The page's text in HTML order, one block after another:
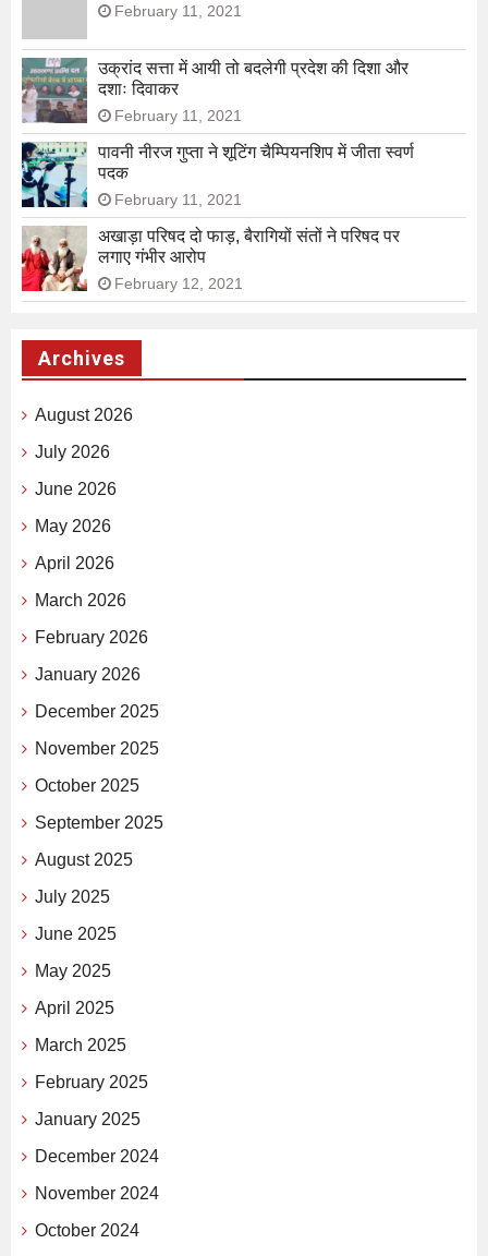
February 11, 2021
उक्रांद सत्ता में आयी तो बदलेगी प्रदेश की दिशा और
दशाः दिवाकर
February 11, 2021
पावनी नीरज गुप्ता ने शूटिंग चैम्पियनशिप में जीता स्वर्ण
पदक
February 11, 2021
अखाड़ा परिषद दो फाड़, बैरागियों संतों ने परिषद पर
लगाए गंभीर आरोप
February 12, 2021
Archives
August 2026
July 2026
June 2026
May 2026
April 2026
March 2026
February 2026
January 2026
December 2025
November 2025
October 2025
September 2025
August 2025
July 2025
June 2025
May 2025
April 2025
March 2025
February 2025
January 2025
December 2024
November 2024
October 2024